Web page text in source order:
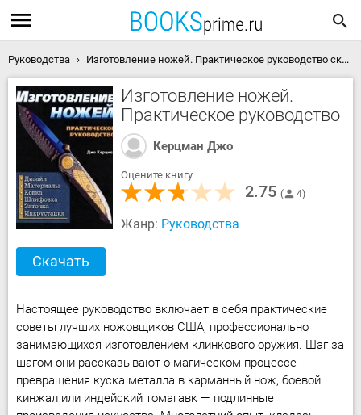
Руководства Изготовление ножей. Практическое руководство скачать книгу
Изготовление ножей.
Практическое руководство
Керцман Джо
Оцените книгу
2.75 4
Жанр: Руководства
Скачать
Настоящее руководство включает в себя практические
советы лучших ножовщиков США, профессионально
занимающихся изготовлением клинкового оружия. Шаг за
шагом они рассказывают о магическом процессе
превращения куска металла в карманный нож, боевой
кинжал или индейский томагавк — подлинные